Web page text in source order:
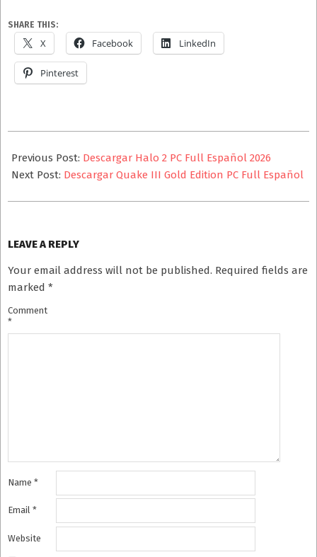
SHARE THIS:
X Facebook LinkedIn
Pinterest
08-
28
Previous Post: Descargar Halo 2 PC Full Español 2026
Next Post: Descargar Quake III Gold Edition PC Full Español
LEAVE A REPLY
Your email address will not be published. Required fields are
marked *
Comment
*
Name *
Email *
Website